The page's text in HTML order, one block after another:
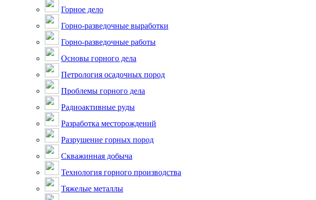
Горное дело
Горно-разведочные выработки
Горно-разведочные работы
Основы горного дела
Петрология осадочных пород
Проблемы горного дела
Радиоактивные руды
Разработка месторождений
Разрушение горных пород
Скважинная добыча
Технология горного производства
Тяжелые металлы